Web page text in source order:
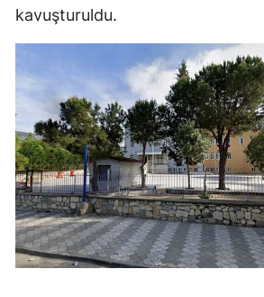
kavuşturuldu.